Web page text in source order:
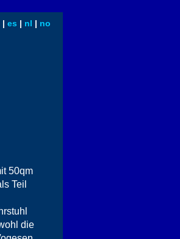
| es | nl | no
50qm
Teil
die